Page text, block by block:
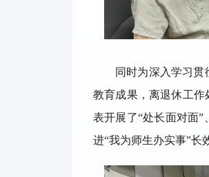
同时为深入学习
教育成果，离退休工
表开展了“处长面对面
进“我为师生办实事”长